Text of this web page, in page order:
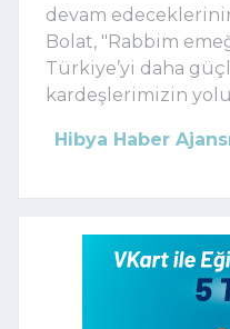
devam
Bolat, "Rabbim
Türkiye’yi daha
kardeşlerimizin
Hibya Haber